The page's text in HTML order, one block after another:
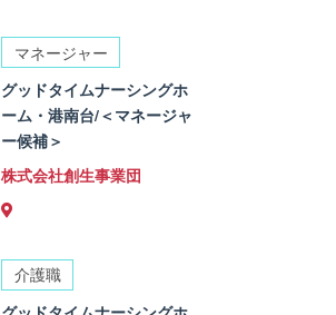
マネージャー
グッドタイムナーシングホ
ーム・港南台/＜マネージャ
ー候補＞
株式会社創生事業団
介護職